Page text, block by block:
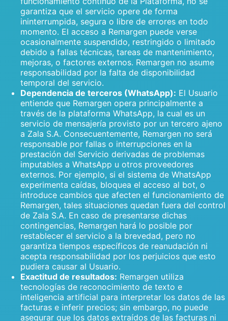
garantiza que el servicio opere de forma
ininterrumpida, segura o libre de errores en todo
momento. El acceso a Remargen puede verse
ocasionalmente suspendido, restringido o limitado
debido a fallas técnicas, tareas de mantenimiento,
mejoras, o factores externos. Remargen no asume
responsabilidad por la falta de disponibilidad
temporal del servicio.
Dependencia de terceros (WhatsApp): El Usuario
entiende que Remargen opera principalmente a
través de la plataforma WhatsApp, la cual es un
servicio de mensajería provisto por un tercero ajeno
a Zala S.A. Consecuentemente, Remargen no será
responsable por fallas o interrupciones en la
prestación del Servicio derivadas de problemas
imputables a WhatsApp u otros proveedores
externos. Por ejemplo, si el sistema de WhatsApp
experimenta caídas, bloquea el acceso al bot, o
introduce cambios que afecten el funcionamiento de
Remargen, tales situaciones quedan fuera del control
de Zala S.A. En caso de presentarse dichas
contingencias, Remargen hará lo posible por
restablecer el servicio a la brevedad, pero no
garantiza tiempos específicos de reanudación ni
acepta responsabilidad por los perjuicios que esto
pudiera causar al Usuario.
Exactitud de resultados: Remargen utiliza
tecnologías de reconocimiento de texto e
inteligencia artificial para interpretar los datos de las
facturas e inferir precios; sin embargo, no puede
asegurar que los datos extraídos de las facturas ni